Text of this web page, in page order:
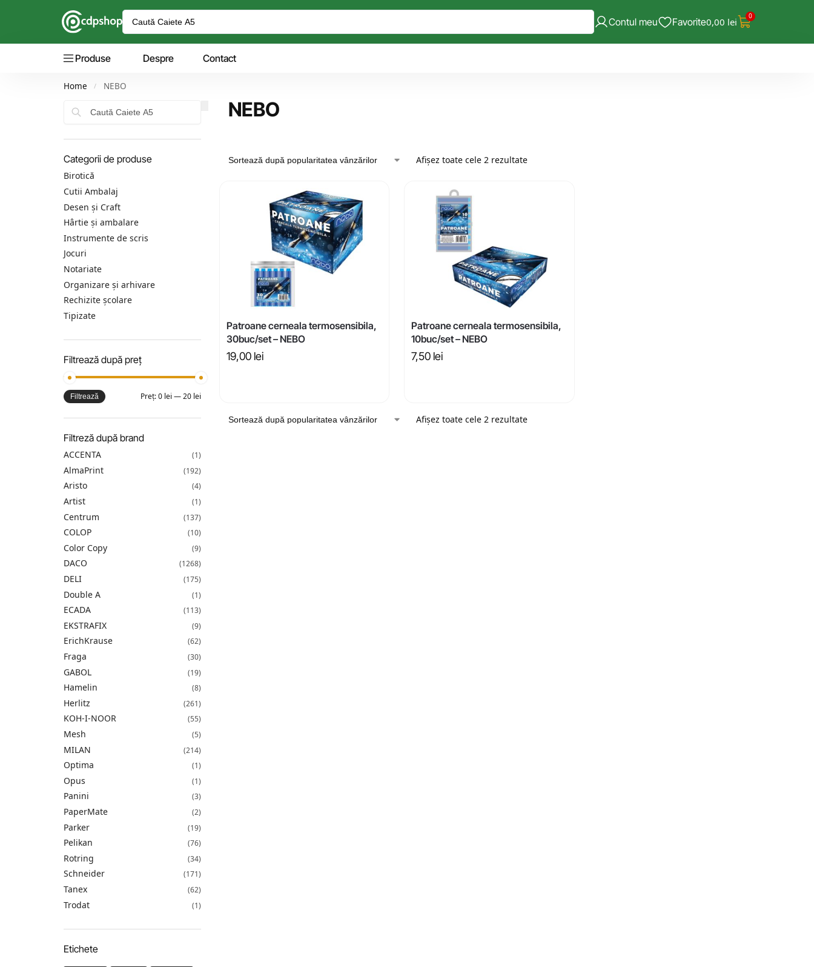
Contul meu Favorite0,00 lei 0
Produse Despre Contact
Home / NEBO
NEBO
Afișez toate cele 2 rezultate
Patroane cerneala termosensibila,
30buc/set – NEBO
19,00 lei
Patroane cerneala termosensibila,
10buc/set – NEBO
7,50 lei
Afișez toate cele 2 rezultate
Categorii de produse
Birotică
Cutii Ambalaj
Desen și Craft
Hârtie și ambalare
Instrumente de scris
Jocuri
Notariate
Organizare și arhivare
Rechizite școlare
Tipizate
Filtrează după preț
Filtrează Preț:0 lei —20 lei
Filtreză după brand
ACCENTA (1)
AlmaPrint (192)
Aristo (4)
Artist (1)
Centrum (137)
COLOP (10)
Color Copy (9)
DACO (1268)
DELI (175)
Double A (1)
ECADA (113)
EKSTRAFIX (9)
ErichKrause (62)
Fraga (30)
GABOL (19)
Hamelin (8)
Herlitz (261)
KOH-I-NOOR (55)
Mesh (5)
MILAN (214)
Optima (1)
Opus (1)
Panini (3)
PaperMate (2)
Parker (19)
Pelikan (76)
Rotring (34)
Schneider (171)
Tanex (62)
Trodat (1)
Etichete